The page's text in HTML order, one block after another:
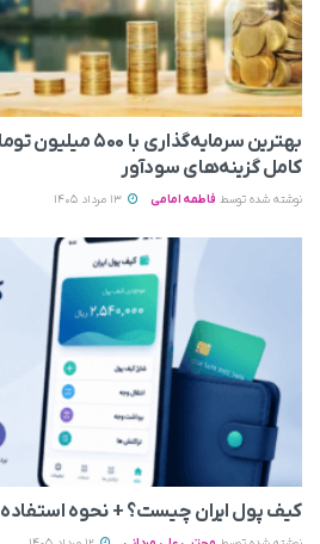
کامل گزینه‌های سودآور
نوشته شده توسط فاطمه امامی
کیف پول ایران چیست؟ + نحوه استفاده